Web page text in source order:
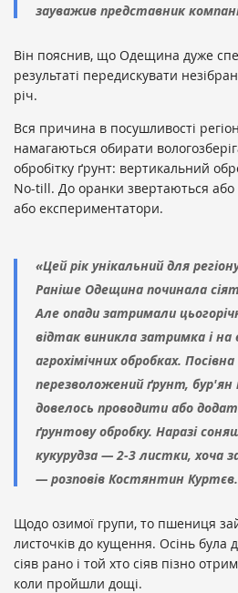
зауважив представник
Він пояснив, що Одещина дуже
результаті передискувати
річ.
Вся причина в посушливості
намагаються обирати
обробітку ґрунт: вертикальний
No-till. До оранки звертаються або
або експериментатори.
«Цей рік унікальний для
Раніше Одещина починала
Але опади затримали
відтак виникла затримка і на
агрохімічних обробках.
перезволожений ґрунт,
довелось проводити або
ґрунтову обробку. Наразі
кукурудза — 2-3 листки, хоча
— розповів Костянтин Куртєв.
Щодо озимої групи, то пшениця
листочків до кущення. Осінь була
сіяв рано і той хто сіяв пізно
коли пройшли дощі.